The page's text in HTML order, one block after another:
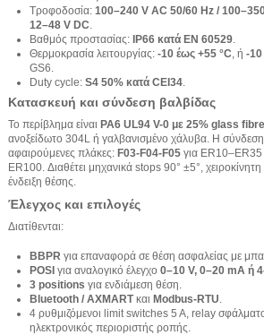
Τροφοδοσία: 100–240 V AC 50/60 Hz /
12–48 V DC.
Βαθμός προστασίας: IP66 κατά EN 60529.
Θερμοκρασία λειτουργίας: -10 έως +55 °C, ή -10
GS6.
Duty cycle: S4 50% κατά CEI34.
Κατασκευή και σύνδεση βαλβίδας
Το περίβλημα είναι PA6 UL94 V-0 με 25% glass fibre
ανοξείδωτο 304L ή γαλβανισμένο χάλυβα. Η σύνδεση
αφαιρούμενες πλάκες: F03-F04-F05 για ER10–ER35
ER100. Διαθέτει μηχανικά stops 90° ±5°,
ένδειξη θέσης.
Έλεγχος και επιλογές
Διατίθενται:
BBPR για επαναφορά σε θέση ασφαλείας με
POSI για αναλογικό έλεγχο 0–10 V, 0–20 mA ή
3 positions για ενδιάμεση θέση.
Bluetooth / AXMARTκαι Modbus-RTU
4 ρυθμιζόμενοι limit switches 5 A, relay
ηλεκτρονικός περιοριστής ροπής.